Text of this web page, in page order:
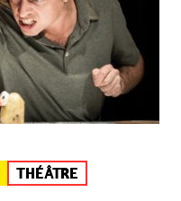
THÉÂTRE